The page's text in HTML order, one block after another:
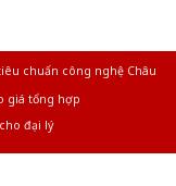
chuẩn công nghệ Châu
giá tổng hợp
đại lý